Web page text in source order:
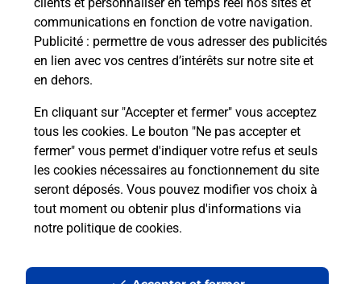
communications en fonction de votre navigation.
Publicité : permettre de vous adresser des publicités
en lien avec vos centres d’intérêts sur notre site et
en dehors.
En cliquant sur "Accepter et fermer" vous acceptez
tous les cookies. Le bouton "Ne pas accepter et
fermer" vous permet d'indiquer votre refus et seuls
les cookies nécessaires au fonctionnement du site
seront déposés. Vous pouvez modifier vos choix à
tout moment ou obtenir plus d'informations via
notre politique de cookies.
2 Place De L Oratoire
19320
Lafage Sur Sombre
Itinéraire
Localiser Liste Boîtes aux lettres
Corrèze
Lafage Sur Sombre